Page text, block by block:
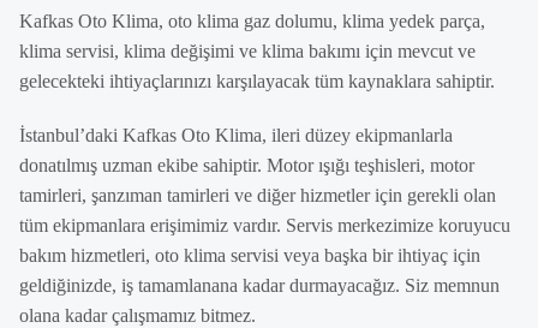
Kafkas Oto Klima, oto klima gaz dolumu, klima yedek parça,
klima servisi, klima değişimi ve klima bakımı için mevcut ve
gelecekteki ihtiyaçlarınızı karşılayacak tüm kaynaklara sahiptir.
İstanbul’daki Kafkas Oto Klima, ileri düzey ekipmanlarla
donatılmış uzman ekibe sahiptir. Motor ışığı teşhisleri, motor
tamirleri, şanzıman tamirleri ve diğer hizmetler için gerekli olan
tüm ekipmanlara erişimimiz vardır. Servis merkezimize koruyucu
bakım hizmetleri, oto klima servisi veya başka bir ihtiyaç için
geldiğinizde, iş tamamlanana kadar durmayacağız. Siz memnun
olana kadar çalışmamız bitmez.